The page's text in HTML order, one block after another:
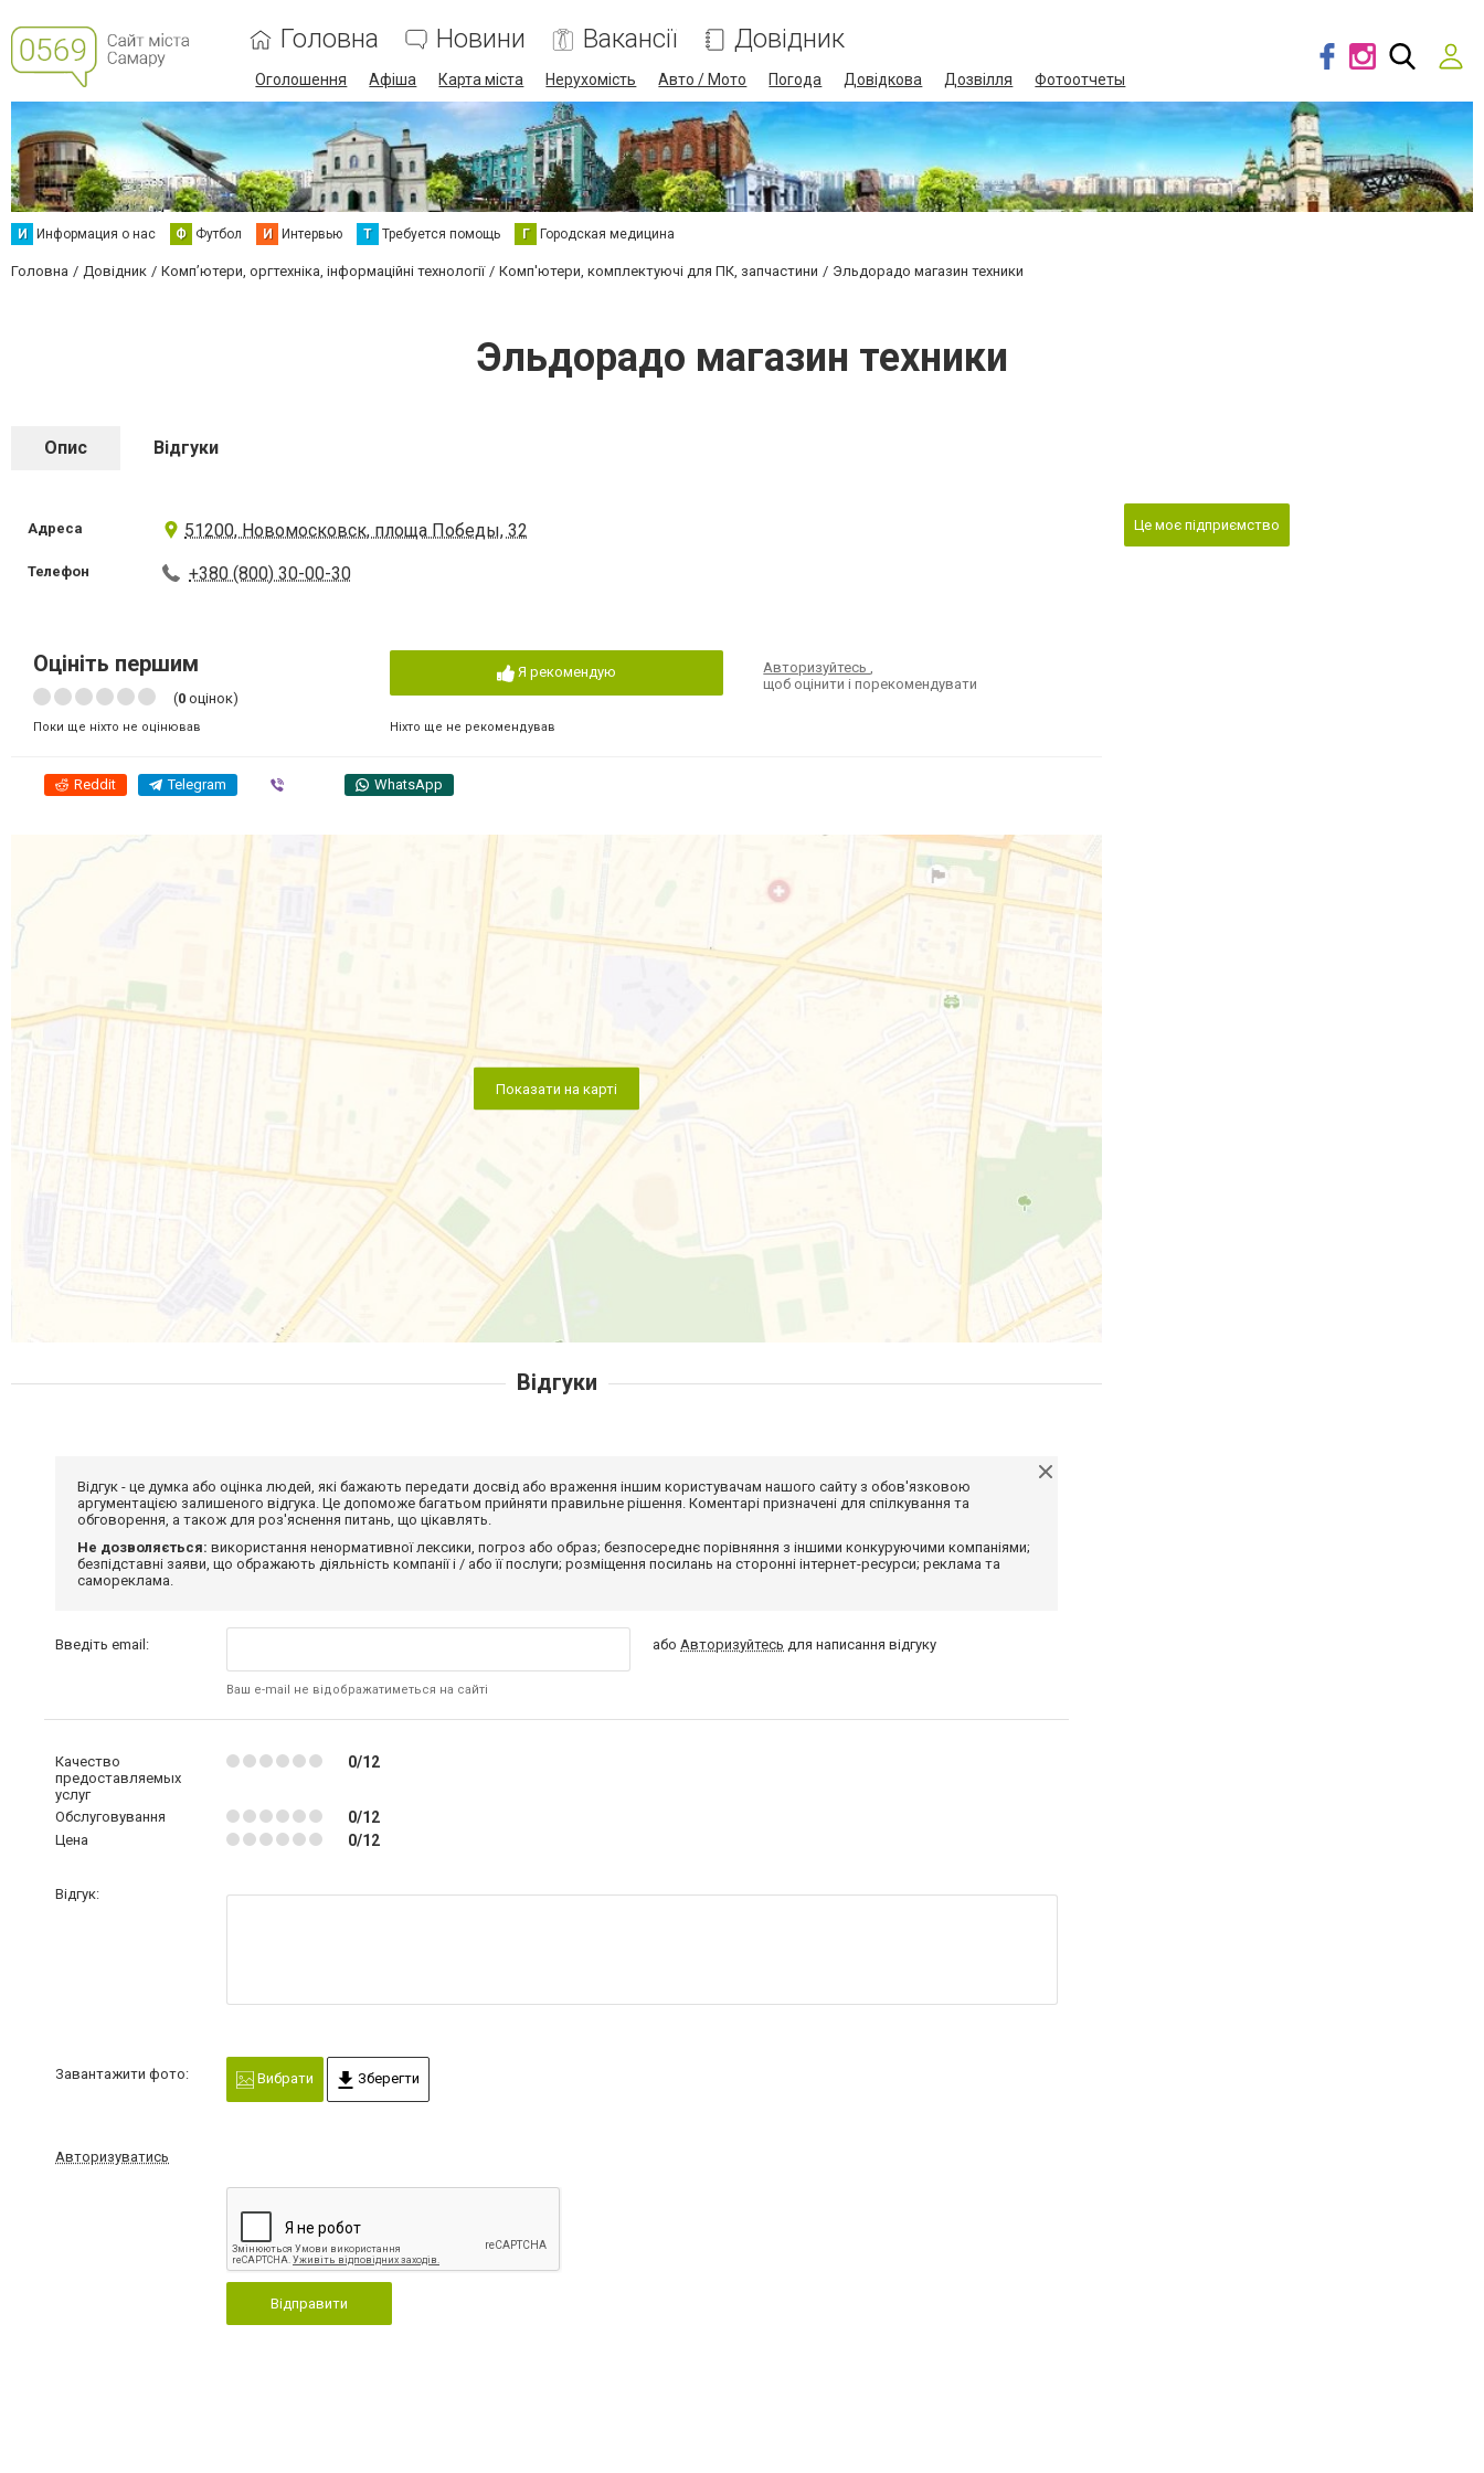
Головна Новини Вакансії Довідник
Оголошення Афіша Карта міста Нерухомість Авто / Мото Погода Довідкова Дозвілля Фотоотчеты
И Информация о нас Ф Футбол И Интервью Т Требуется помощь Г Городская медицина
Головна Довідник Комп’ютери, оргтехніка, інформаційні технології Комп'ютери, комплектуючі для ПК, запчастини Эльдорадо магазин техники
Эльдорадо магазин техники
Опис Відгуки
Адреса 51200, Новомосковск, площа Победы, 32
Телефон +380 (800) 30-00-30
Оцініть першим
(0 оцінок)
Поки ще ніхто не оцінював
Я рекомендую
Ніхто ще не рекомендував
Авторизуйтесь,
щоб оцінити і порекомендувати
Reddit Telegram WhatsApp
Показати на карті
Це моє підприємство
Відгуки
Відгук - це думка або оцінка людей, які бажають передати досвід або враження іншим користувачам нашого сайту з обов'язковою
аргументацією залишеного відгука. Це допоможе багатьом прийняти правильне рішення. Коментарі призначені для спілкування та
обговорення, а також для роз'яснення питань, що цікавлять.
Не дозволяється: використання ненормативної лексики, погроз або образ; безпосереднє порівняння з іншими конкуруючими компаніями;
безпідставні заяви, що ображають діяльність компанії і / або її послуги; розміщення посилань на сторонні інтернет-ресурси; реклама та
самореклама.
Введіть email:
Ваш e-mail не відображатиметься на сайті
абоАвторизуйтесь для написання відгуку
Качество
предоставляемых
услуг
0/12
Обслуговування 0/12
Цена 0/12
Відгук:
Завантажити фото: Вибрати Зберегти
Авторизуватись
Відправити